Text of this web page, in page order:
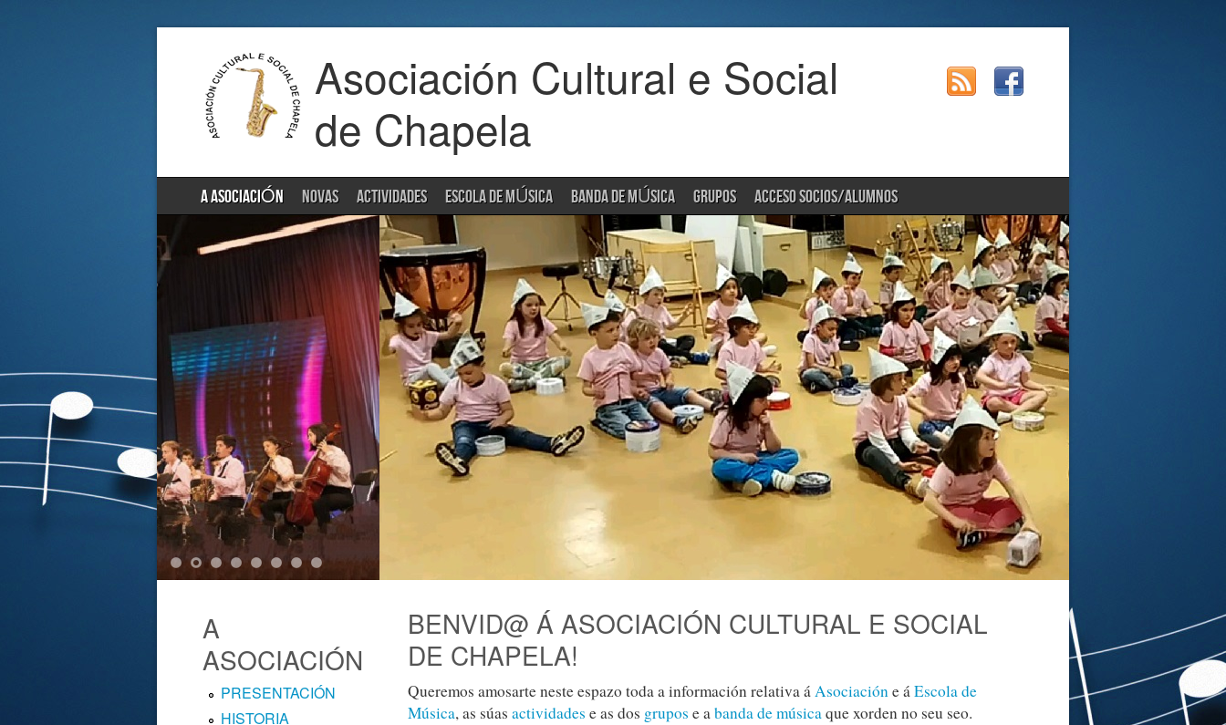
Asociación Cultural e Social
de Chapela
A ASOCIACIÓN NOVAS ACTIVIDADES ESCOLA DE MÚSICA BANDA DE MÚSICA GRUPOS ACCESO SOCIOS/ALUMNOS
1 2 3 4 5 6 7 8
A
ASOCIACIÓN
PRESENTACIÓN
HISTORIA
BENVID@ Á ASOCIACIÓN CULTURAL E SOCIAL
DE CHAPELA!
Queremos amosarte neste espazo toda a información relativa áAsociacióne áEscola de
Música, as súas actividades e as dos grupos e abanda de músicaque xorden no seu seo.